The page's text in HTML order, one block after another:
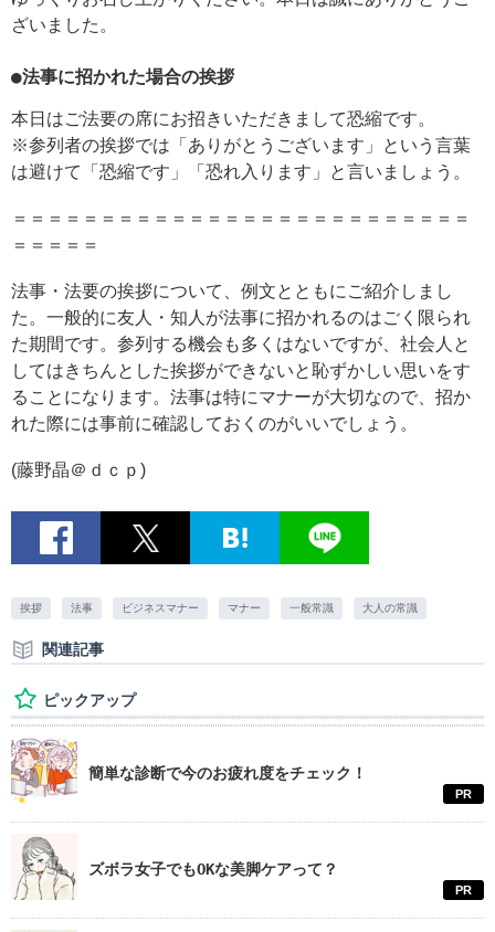
ざいました。
●法事に招かれた場合の挨拶
本日はご法要の席にお招きいただきまして恐縮です。
※参列者の挨拶では「ありがとうございます」という言葉
は避けて「恐縮です」「恐れ入ります」と言いましょう。
＝＝＝＝＝＝＝＝＝＝＝＝＝＝＝＝＝＝＝＝＝＝＝＝＝＝
＝＝＝＝＝
法事・法要の挨拶について、例文とともにご紹介しまし
た。一般的に友人・知人が法事に招かれるのはごく限られ
た期間です。参列する機会も多くはないですが、社会人と
してはきちんとした挨拶ができないと恥ずかしい思いをす
ることになります。法事は特にマナーが大切なので、招か
れた際には事前に確認しておくのがいいでしょう。
(藤野晶＠ｄｃｐ)
挨拶 法事 ビジネスマナー マナー 一般常識 大人の常識
関連記事
ピックアップ
簡単な診断で今のお疲れ度をチェック！
PR
ズボラ女子でもOKな美脚ケアって？
PR